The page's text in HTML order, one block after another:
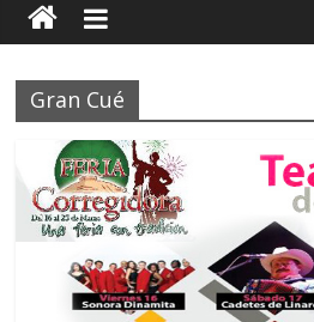
Gran Cué